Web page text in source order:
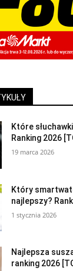
Które
Ranking 2026
19 marca 2026
Który
najlepszy?
1 stycznia 2026
Najlepsza
ranking 2026